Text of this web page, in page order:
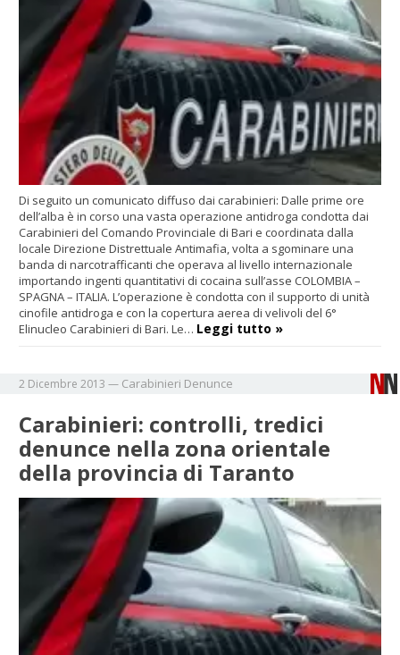
Di seguito un comunicato diffuso dai carabinieri: Dalle prime ore
dell’alba è in corso una vasta operazione antidroga condotta dai
Carabinieri del Comando Provinciale di Bari e coordinata dalla
locale Direzione Distrettuale Antimafia, volta a sgominare una
banda di narcotrafficanti che operava al livello internazionale
importando ingenti quantitativi di cocaina sull’asse COLOMBIA –
SPAGNA – ITALIA. L’operazione è condotta con il supporto di unità
cinofile antidroga e con la copertura aerea di velivoli del 6°
Elinucleo Carabinieri di Bari. Le… Leggi tutto »
2 Dicembre 2013 — Carabinieri Denunce
Carabinieri: controlli, tredici
denunce nella zona orientale
della provincia di Taranto